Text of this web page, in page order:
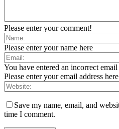
Please enter your comment!
Please enter your name here
You have entered an incorrect email
Please enter your email address here
Save my name, email, and
time I comment.